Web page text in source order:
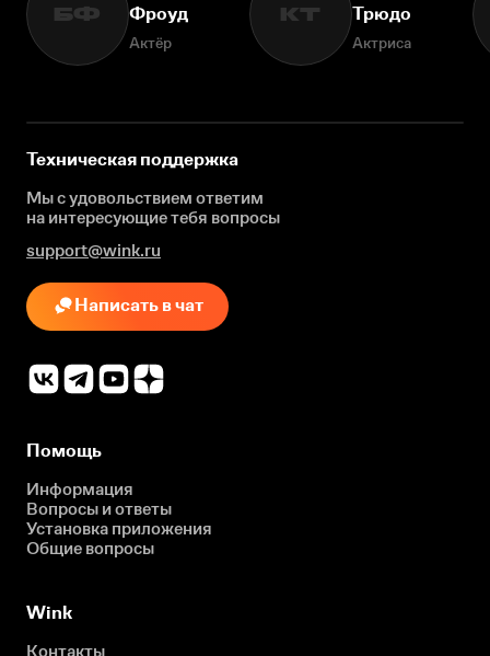
БФ
Фроуд
Актёр
КТ
Трюдо
Актриса
Техническая поддержка
Мы с удовольствием ответим
на интересующиетебя вопросы
support@wink.ru
Написать в чат
Помощь
Информация
Вопросы и ответы
Установка приложения
Общие вопросы
Wink
Контакты